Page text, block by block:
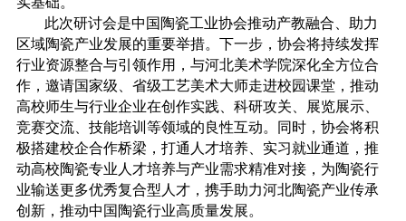
此次研讨会是中国陶瓷工业协会推动产教融合、助力
区域陶瓷产业发展的重要举措。下一步，协会将持续发挥
行业资源整合与引领作用，与河北美术学院深化全方位合
作，邀请国家级、省级工艺美术大师走进校园课堂，推动
高校师生与行业企业在创作实践、科研攻关、展览展示、
竞赛交流、技能培训等领域的良性互动。同时，协会将积
极搭建校企合作桥梁，打通人才培养、实习就业通道，推
动高校陶瓷专业人才培养与产业需求精准对接，为陶瓷行
业输送更多优秀复合型人才，携手助力河北陶瓷产业传承
创新，推动中国陶瓷行业高质量发展。